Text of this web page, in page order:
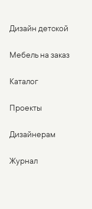
Дизайн детской
Мебель на заказ
Каталог
Проекты
Дизайнерам
Журнал